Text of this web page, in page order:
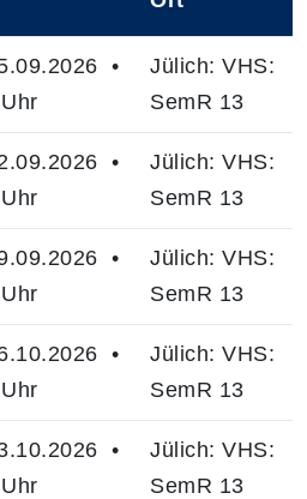
•
Jülich: VHS:
SemR 13
•
Jülich: VHS:
SemR 13
•
Jülich: VHS:
SemR 13
•
Jülich: VHS:
SemR 13
•
Jülich: VHS:
SemR 13